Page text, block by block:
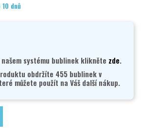
dnů
systému bublinek klikněte zde.
obdržíte 455 bublinek v
můžete použít na Váš další nákup.